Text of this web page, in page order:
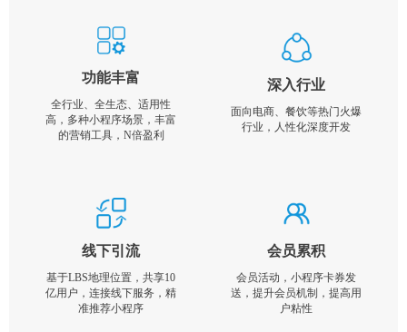
功能丰富
全行业、全生态、适用性
高，多种小程序场景，丰富
的营销工具，N倍盈利
深入行业
面向电商、餐饮等热门火爆
行业，人性化深度开发
线下引流
基于LBS地理位置，共享10
亿用户，连接线下服务，精
准推荐小程序
会员累积
会员活动，小程序卡券发
送，提升会员机制，提高用
户粘性